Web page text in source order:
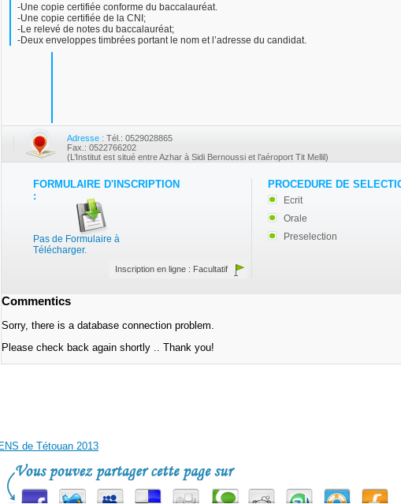
-Une copie certifiée conforme du baccalauréat.
-Une copie certifiée de la CNI;
-Le relevé de notes du baccalauréat;
-Deux enveloppes timbrées portant le nom et l’adresse du candidat.
Adresse : Tél.: 0529028865
Fax.: 0522766202
(L’Institut est situé entre Azhar à Sidi Bernoussi et l’aéroport Tit Mellil)
FORMULAIRE D'INSCRIPTION
:
Pas de Formulaire à
Télécharger.
Inscription en ligne : Facultatif
PROCEDURE DE
Ecrit
Orale
Preselection
Commentics
Sorry, there is a database connection problem.
Please check back again shortly .. Thank you!
de Tétouan 2013